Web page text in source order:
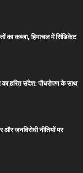
का कब्जा, हिमाचल में सिंडिकेट
का हरित संदेश: पौधरोपण के साथ
और जनविरोधी नीतियों पर